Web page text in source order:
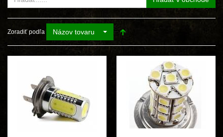
Zoradiť podľa Názov tovaru